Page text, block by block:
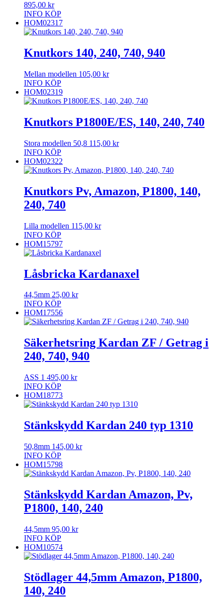
895,00 kr
INFO KÖP
HOM02317
Knutkors 140, 240, 740, 940
Mellan modellen 105,00 kr
INFO KÖP
HOM02319
Knutkors P1800E/ES, 140, 240, 740
Stora modellen 50,8 115,00 kr
INFO KÖP
HOM02322
Knutkors Pv, Amazon, P1800, 140,
240, 740
Lilla modellen 115,00 kr
INFO KÖP
HOM15797
Låsbricka Kardanaxel
44,5mm 25,00 kr
INFO KÖP
HOM17556
Säkerhetsring Kardan ZF / Getrag i
240, 740, 940
ASS 1 495,00 kr
INFO KÖP
HOM18773
Stänkskydd Kardan 240 typ 1310
50,8mm 145,00 kr
INFO KÖP
HOM15798
Stänkskydd Kardan Amazon, Pv,
P1800, 140, 240
44,5mm 95,00 kr
INFO KÖP
HOM10574
Stödlager 44,5mm Amazon, P1800,
140, 240